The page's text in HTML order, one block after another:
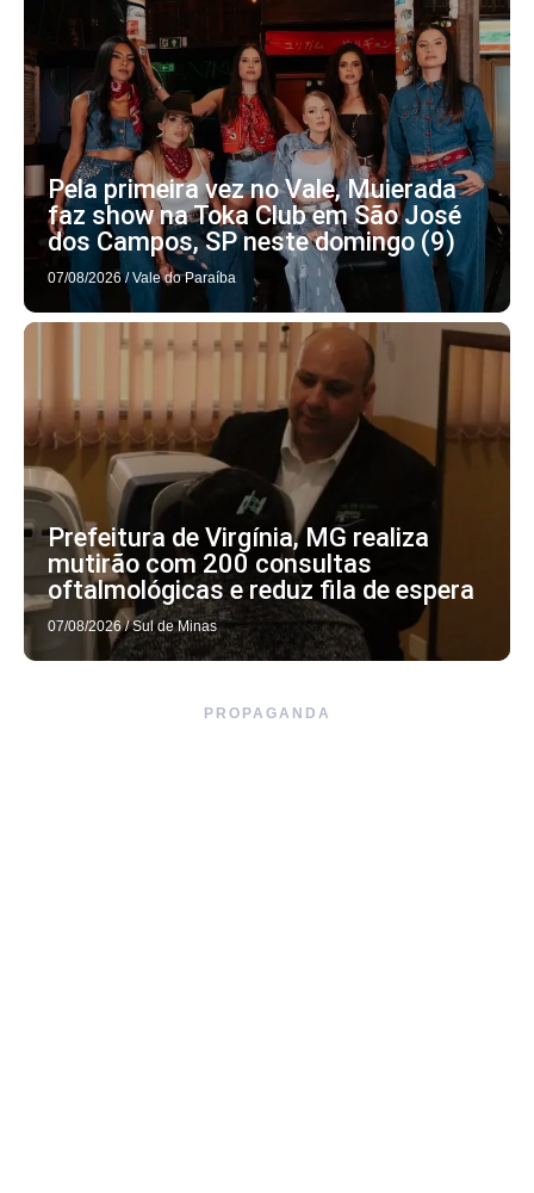
Pela primeira vez no Vale, Muierada
faz show na Toka Club em São José
dos Campos, SP neste domingo (9)
07/08/2026 / Vale do Paraíba
Prefeitura de Virgínia, MG realiza
mutirão com 200 consultas
oftalmológicas e reduz fila de espera
07/08/2026 / Sul de Minas
PROPAGANDA